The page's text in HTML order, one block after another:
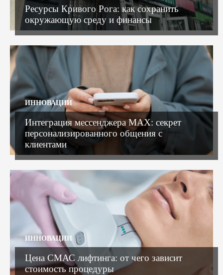
Ресурсы Кривого Рога: как сохранить
окружающую среду и финансы
ИННОВАЦИИ
Интеграция мессенджера MAX: секрет
персонализированного общения с
клиентами
ИННОВАЦИИ
Цена СМАС лифтинга: от чего зависит
стоимость процедуры